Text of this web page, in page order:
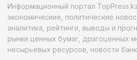
Информационный портал
экономические, политические
аналитика, рейтинги, выводы и
рынки ценных бумаг, драгоценных
несырьевых ресурсов, новости